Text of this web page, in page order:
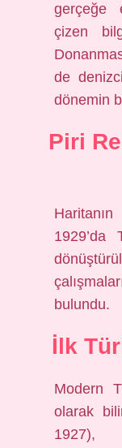
gerçeğe
çizen
de
dönemin
Piri
1929’da
bulundu.
İlk
Modern
olarak
1927),